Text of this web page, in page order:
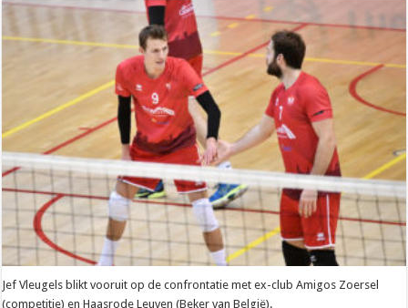
–
Jef
Vleugels
(Brabo
Antwerpen)
krijgt
twee
matchen
om
naar
uit
te
kijken
Jef Vleugels blikt vooruit op de confrontatie met ex-club Amigos Zoersel
(competitie) en Haasrode Leuven (Beker van België).